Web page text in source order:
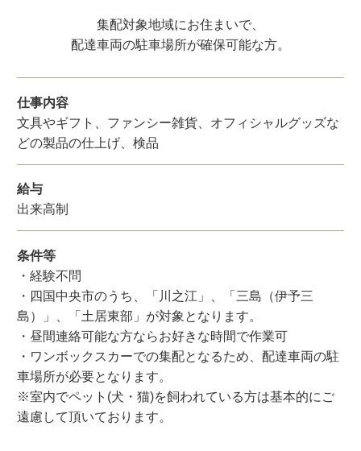
集配対象地域にお住まいで、
配達車両の駐車場所が確保可能な方。
仕事内容
文具やギフト、ファンシー雑貨、オフィシャルグッズな
どの製品の仕上げ、検品
給与
出来高制
条件等
・経験不問
・四国中央市のうち、「川之江」、「三島（伊予三
島）」、「土居東部」が対象となります。
・昼間連絡可能な方ならお好きな時間で作業可
・ワンボックスカーでの集配となるため、配達車両の駐
車場所が必要となります。
※室内でペット(犬・猫)を飼われている方は基本的にご
遠慮して頂いております。